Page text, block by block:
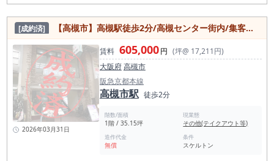
物帰りの方など、複数の客層にアプローチしやすく、単なる駅
前通行量だけに依存しない店舗運営が期待できます。 既存の居
酒屋内装を活かしながら、看板メニューや業態コンセプトを明
確に打ち出すことで、高槻駅周辺の飲食密集エリアでも十分に
差別化を図れる物件です。 高槻市で居抜き物件を探している
方、JR高槻駅・阪急高槻市駅周辺で飲食店開業を検討している
方、重飲食可能な店舗を探している方には、ぜひ一度現地確認
をおすすめしたい1件です。駅徒歩4分、商店街沿い、居酒屋居
抜き、約17.84坪、重飲食可能という条件が揃った物件は、募
集開始後に動きが早くなる可能性があります。 高槻エリアで勝
負したい方は、早めの内見をご検討ください。
当、スイーツ、コーヒースタンドなど、省スペースで成立する
業態におすすめの店舗です。 最大の注目ポイントは、契約金を
大幅に抑えられる点です。 現在、出店キャンペーン中につき、
造作譲渡代無償、礼金0円、保証金0ヶ月となっており、契約金
は従来の約390万円から75万円以下まで圧縮されています。 高
槻市駅徒歩1分の1階路面店舗で、この初期費用水準まで下がっ
ている物件は、かなり検討しやすい条件です。 賃料は税込19.8
万円。駅徒歩1分の路面店舗としては、月々の固定費を抑えな
がら駅前立地に出店できる点が魅力です。 大型店舗のように人
件費や仕込み量を大きく抱える必要がなく、少人数運営やワン
オペ運営を前提とした業態設計もしやすいサイズ感です。 約4
坪というコンパクトな面積は、客席数を大きく取る業態には向
きませんが、テイクアウト主体、カウンター営業、立ち飲み、
予約制・限定販売型の店舗には相性の良い条件です。 前業態は
[成約済] 【高槻市】高槻駅徒歩2分/⾼槻センター街内/集客見込◎/南向き/1階路面店/スケルトン物件
2026年03月31日
賃料 605,000円 (坪@ 17,211円)
大阪府高槻市
阪急京都本線
高槻市駅 徒歩2分
階数/面積
1階 / 35.15坪
現業態
その他(テイクアウト等)
造作代金
無償
条件
スケルトン